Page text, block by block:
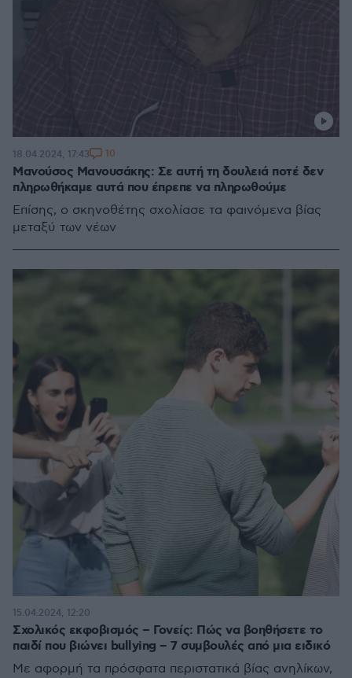
Μανούσος Μανουσάκης: Σε αυτή τη δουλειά ποτέ δεν
πληρωθήκαμε αυτά που έπρεπε να πληρωθούμε
Επίσης, ο σκηνοθέτης σχολίασε τα φαινόμενα βίας
μεταξύ των νέων
18.04.2024, 17:43 10
Σχολικός εκφοβισμός – Γονείς: Πώς να βοηθήσετε το
παιδί που βιώνει bullying – 7 συμβουλές από μια ειδικό
Με αφορμή τα πρόσφατα περιστατικά βίας ανηλίκων,
15.04.2024, 12:20